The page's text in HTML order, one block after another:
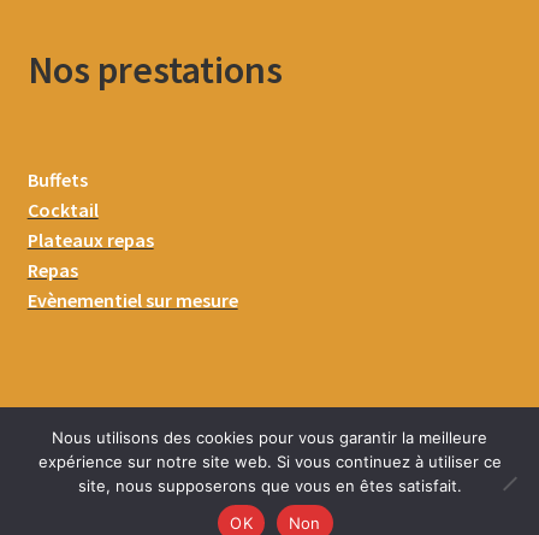
Nos prestations
Buffets
Cocktail
Plateaux repas
Repas
Evènementiel sur mesure
Nous utilisons des cookies pour vous garantir la meilleure
expérience sur notre site web. Si vous continuez à utiliser ce
site, nous supposerons que vous en êtes satisfait.
OK
Non